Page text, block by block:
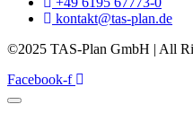
kontakt@tas-plan.de
©2025 TAS-Plan GmbH | All
Facebook-f